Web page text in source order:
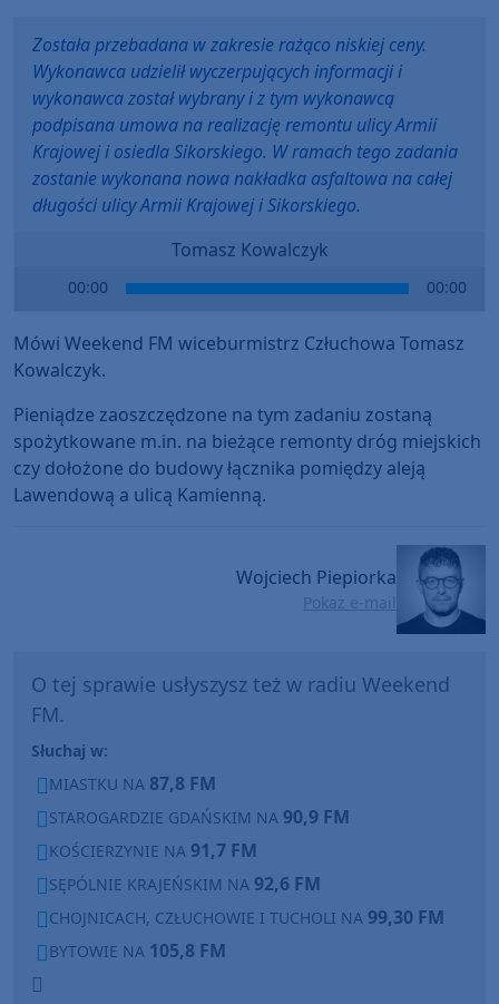
Została przebadana w zakresie rażąco niskiej ceny.
Wykonawca udzielił wyczerpujących informacji i
wykonawca został wybrany i z tym wykonawcą
podpisana umowa na realizację remontu ulicy Armii
Krajowej i osiedla Sikorskiego. W ramach tego zadania
zostanie wykonana nowa nakładka asfaltowa na całej
długości ulicy Armii Krajowej i Sikorskiego.
Tomasz Kowalczyk
00:00 00:00
Mówi Weekend FM wiceburmistrz Człuchowa Tomasz
Kowalczyk.
Pieniądze zaoszczędzone na tym zadaniu zostaną
spożytkowane m.in. na bieżące remonty dróg miejskich
czy dołożone do budowy łącznika pomiędzy aleją
Lawendową a ulicą Kamienną.
Wojciech Piepiorka
Pokaż e-mail
O tej sprawie usłyszysz też w radiu Weekend
FM.
Słuchaj w:
MIASTKU NA 87,8 FM
STAROGARDZIE GDAŃSKIM NA 90,9 FM
KOŚCIERZYNIE NA 91,7 FM
SĘPÓLNIE KRAJEŃSKIM NA 92,6 FM
CHOJNICACH, CZŁUCHOWIE I TUCHOLI NA 99,30 FM
BYTOWIE NA 105,8 FM